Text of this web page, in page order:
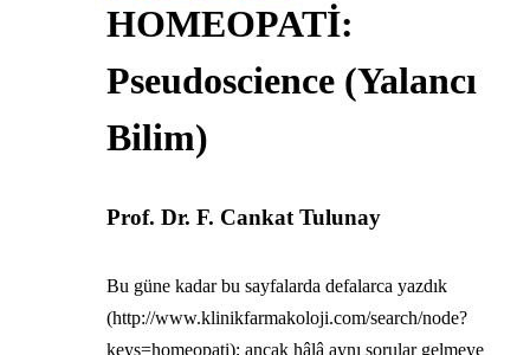
HOMEOPATİ:
Pseudoscience (Yalancı
Bilim)
Prof. Dr. F. Cankat Tulunay
Bu güne kadar bu sayfalarda defalarca yazdık
(http://www.klinikfarmakoloji.com/search/node?
keys=homeopati); ancak hâlâ aynı sorular gelmeye